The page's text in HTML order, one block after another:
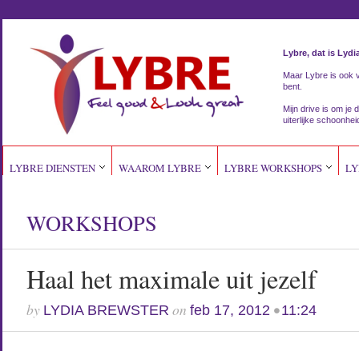
Lybre, dat is
Maar Lybre is ook
bent.
Mijn drive is om je
uiterlijke
LYBRE DIENSTEN WAAROM LYBRE LYBRE WORKSHOPS
WORKSHOPS
Haal het maximale uit jezelf
by LYDIA BREWSTER on feb 17, 2012•11:24